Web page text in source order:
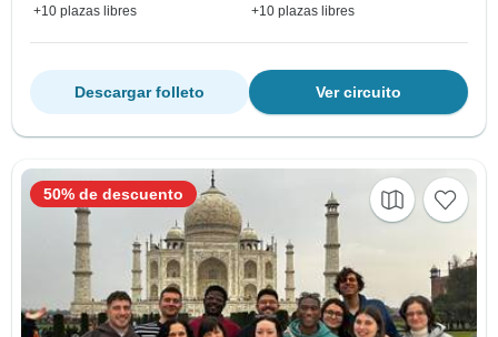
+10 plazas libres +10 plazas libres
Ver circuito
Descargar folleto
50% de descuento